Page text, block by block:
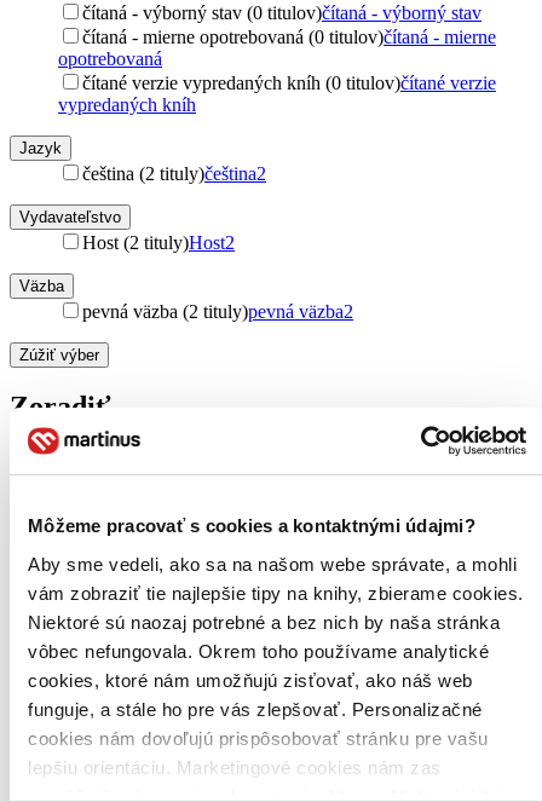
Môžeme pracovať s cookies a kontaktnými údajmi?
Aby sme vedeli, ako sa na našom webe správate, a mohli
vám zobraziť tie najlepšie tipy na knihy, zbierame cookies.
Niektoré sú naozaj potrebné a bez nich by naša stránka
vôbec nefungovala. Okrem toho používame analytické
cookies, ktoré nám umožňujú zisťovať, ako náš web
funguje, a stále ho pre vás zlepšovať. Personalizačné
cookies nám dovoľujú prispôsobovať stránku pre vašu
lepšiu orientáciu. Marketingové cookies nám zas
umožňujú zobrazenie relevantnej reklamy. Niektoré údaje
čítaná - výborný stav (0 titulov)čítaná - výborný stav
čítaná - mierne opotrebovaná (0 titulov)čítaná - mierne
opotrebovaná
čítané verzie vypredaných kníh (0 titulov)čítané verzie
vypredaných kníh
Jazyk
čeština (2 tituly)čeština2
Vydavateľstvo
Host (2 tituly)Host2
Väzba
pevná väzba (2 tituly)pevná väzba2
Zúžiť výber
Zoradiť
Bestsellery
Top hodnotené
Novinky
Najdrahšie
Najvyššia zľava